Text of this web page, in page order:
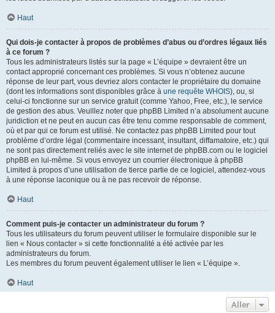
Haut
Qui dois-je contacter à propos de problèmes d’abus ou d’ordres légaux liés
à ce forum ?
Tous les administrateurs listés sur la page « L’équipe » devraient être un
contact approprié concernant ces problèmes. Si vous n’obtenez aucune
réponse de leur part, vous devriez alors contacter le propriétaire du domaine
(dont les informations sont disponibles grâce à une requête WHOIS), ou, si
celui-ci fonctionne sur un service gratuit (comme Yahoo, Free, etc.), le service
de gestion des abus. Veuillez noter que phpBB Limited n’a absolument aucune
juridiction et ne peut en aucun cas être tenu comme responsable de comment,
où et par qui ce forum est utilisé. Ne contactez pas phpBB Limited pour tout
problème d’ordre légal (commentaire incessant, insultant, diffamatoire, etc.) qui
ne sont pas directement reliés avec le site internet de phpBB.com ou le logiciel
phpBB en lui-même. Si vous envoyez un courrier électronique à phpBB
Limited à propos d’une utilisation de tierce partie de ce logiciel, attendez-vous
à une réponse laconique ou à ne pas recevoir de réponse.
Haut
Comment puis-je contacter un administrateur du forum ?
Tous les utilisateurs du forum peuvent utiliser le formulaire disponible sur le
lien « Nous contacter » si cette fonctionnalité a été activée par les
administrateurs du forum.
Les membres du forum peuvent également utiliser le lien « L’équipe ».
Haut
Aller